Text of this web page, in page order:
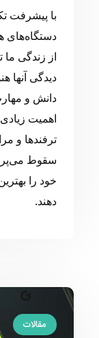
با پیشرفت
دستگاه‌های
از زندگی ما
دیدگی آنها
دانش و
اهمیت
ترفندها و
سقوط
خود را
دهند.
مقالات